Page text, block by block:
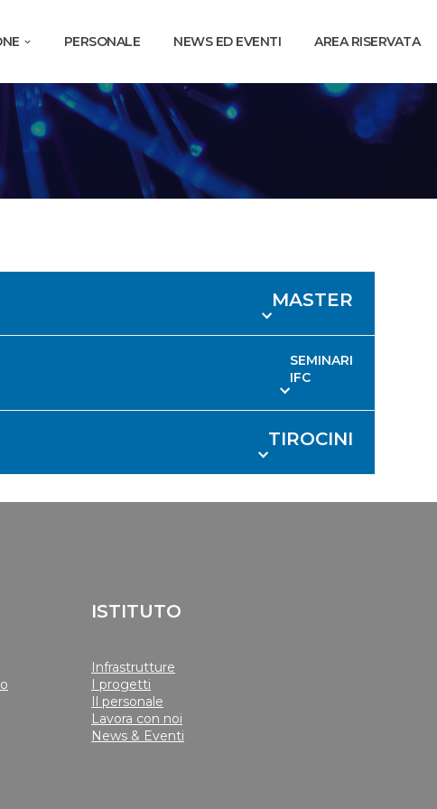
PERSONALE NEWS ED EVENTI AREA RISERVATA
MASTER
SEMINARI
IFC
TIROCINI
ISTITUTO
Infrastrutture
I progetti
Il personale
Lavora con noi
News & Eventi